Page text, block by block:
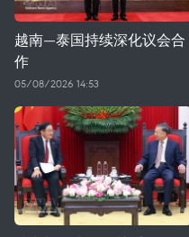
越南—泰国持续深化议会合
作
05/08/2026 14:53